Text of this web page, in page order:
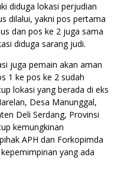
diduga lokasi perjudian
dilalui, yakni pos pertama
dan pos ke 2 juga sama
diduga sarang judi.
juga pemain akan aman
1 ke pos ke 2 sudah
lokasi yang berada di eks
Desa Manunggal,
Deli Serdang, Provinsi
kemungkinan
APH dan Forkopimda
yang ada